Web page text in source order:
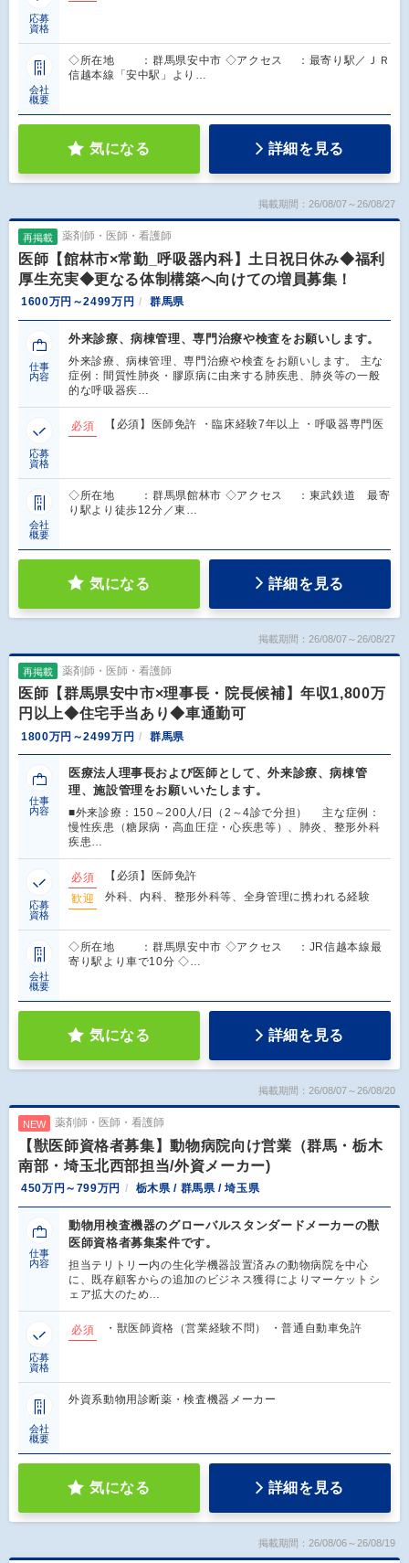
応募
資格
会社
概要
◇所在地 ：群馬県安中市 ◇アクセス ：最寄り駅／ＪＲ
信越本線「安中駅」より…
気になる 詳細を見る
掲載期間：26/08/07～26/08/27
再掲載 薬剤師・医師・看護師
医師【館林市×常勤_呼吸器内科】土日祝日休み◆福利
厚生充実◆更なる体制構築へ向けての増員募集！
1600万円～2499万円 群馬県
仕事
内容
外来診療、病棟管理、専門治療や検査をお願いします。
外来診療、病棟管理、専門治療や検査をお願いします。 主な
症例：間質性肺炎・膠原病に由来する肺疾患、肺炎等の一般
的な呼吸器疾…
応募
資格
必須 【必須】医師免許 ・臨床経験7年以上 ・呼吸器専門医
会社
概要
◇所在地 ：群馬県館林市 ◇アクセス ：東武鉄道 最寄
り駅より徒歩12分／東…
気になる 詳細を見る
掲載期間：26/08/07～26/08/27
再掲載 薬剤師・医師・看護師
医師【群馬県安中市×理事長・院長候補】年収1,800万
円以上◆住宅手当あり◆車通勤可
1800万円～2499万円 群馬県
仕事
内容
医療法人理事長および医師として、外来診療、病棟管
理、施設管理をお願いいたします。
■外来診療：150～200人/日（2～4診で分担） 主な症例：
慢性疾患（糖尿病・高血圧症・心疾患等）、肺炎、整形外科
疾患…
応募
資格
必須
【必須】医師免許
歓迎
外科、内科、整形外科等、全身管理に携われる経験
会社
概要
◇所在地 ：群馬県安中市 ◇アクセス ：JR信越本線最
寄り駅より車で10分 ◇…
気になる 詳細を見る
掲載期間：26/08/07～26/08/20
NEW 薬剤師・医師・看護師
【獣医師資格者募集】動物病院向け営業（群馬・栃木
南部・埼玉北西部担当/外資メーカー)
450万円～799万円 栃木県 / 群馬県 / 埼玉県
仕事
内容
動物用検査機器のグローバルスタンダードメーカーの獣
医師資格者募集案件です。
担当テリトリー内の生化学機器設置済みの動物病院を中心
に、既存顧客からの追加のビジネス獲得によりマーケットシ
ェア拡大のため…
応募
資格
必須 ・獣医師資格（営業経験不問） ・普通自動車免許
会社
概要
外資系動物用診断薬・検査機器メーカー
気になる 詳細を見る
掲載期間：26/08/06～26/08/19